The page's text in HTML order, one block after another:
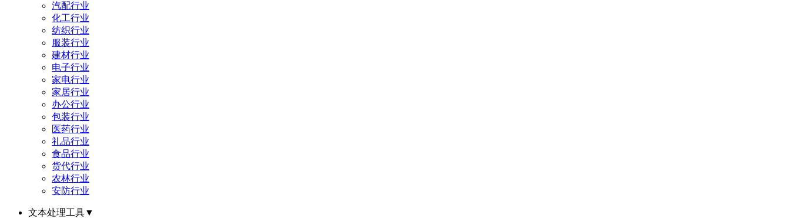
汽配行业
化工行业
纺织行业
服装行业
建材行业
电子行业
家电行业
家居行业
办公行业
包装行业
医药行业
礼品行业
食品行业
货代行业
农林行业
安防行业
文本处理工具▼